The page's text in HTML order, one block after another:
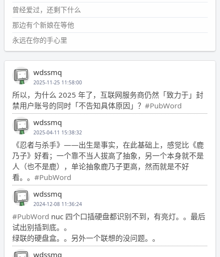
曾经爱过，还剩下什么
那边有个新娘在等他
永远在你的手心里
wdssmq
2025-11-25 11:58:00
所以，为什么 2025 年了，互联网服务商仍然「致力于」封
禁用户账号的同时「不告知具体原因」？ #PubWord
wdssmq
2025-04-11 15:38:32
《忍者与杀手》——出生是事实，在此基础上，感觉比《鹿
乃子》好看；一个靠不当人拔高了抽象，另一个本身就不是
人（也不是鹿），单论抽象鹿乃子更高，然而就是不好
看。。 #PubWord
wdssmq
2024-12-08 11:36:24
#PubWord nuc 四个口插硬盘都识别不到，有亮灯。。最后
试出别插到底。。
绿联的硬盘盒。。另外一个联想的没问题。。
wdssmq